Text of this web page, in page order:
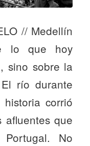
// Medellín
lo que hoy
sino sobre la
río durante
corrió
afluentes que
No